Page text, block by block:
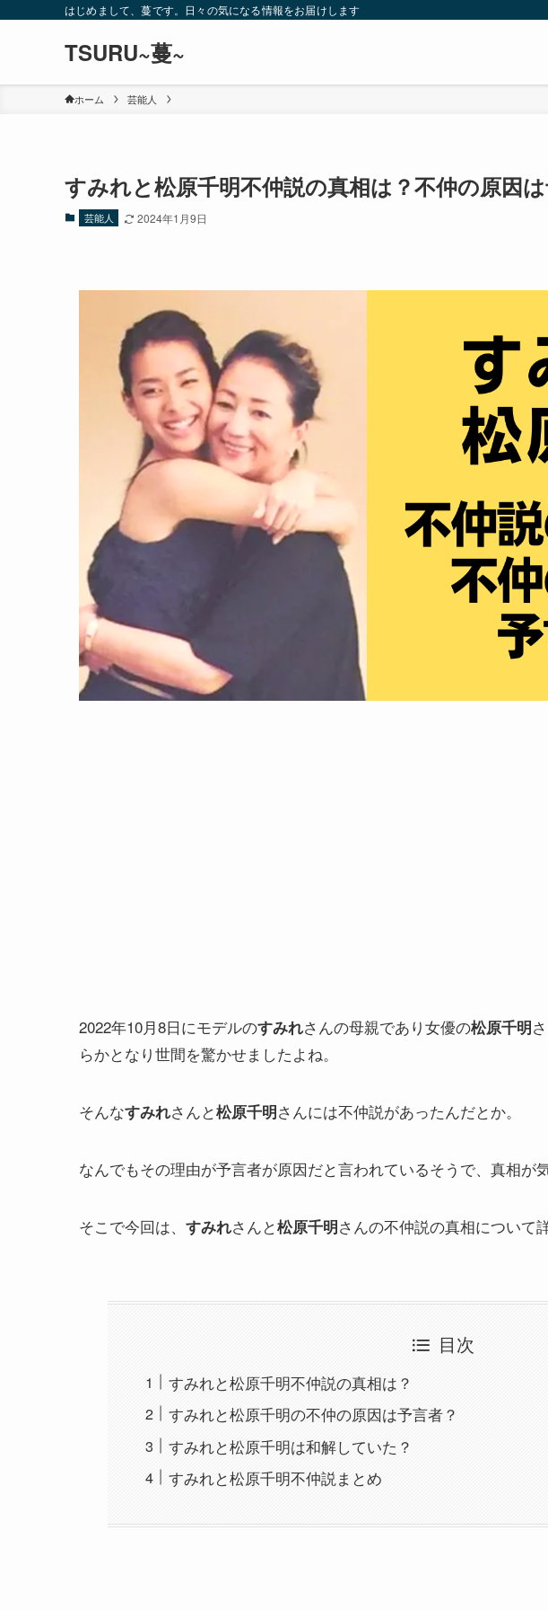
はじめまして、蔓です。日々の気になる情報をお届けします
TSURU~蔓~
ホーム 芸能人
すみれと松原千明不仲説の真相は？不仲の原因は
芸能人 2024年1月9日
2022年10月8日にモデルのすみれさんの母親であり女優の松原千明
らかとなり世間を驚かせましたよね。
そんなすみれさんと松原千明さんには不仲説があったんだとか。
なんでもその理由が予言者が原因だと言われているそうで、真相が
そこで今回は、 すみれさんと松原千明さんの不仲説の真相について
目次
すみれと松原千明不仲説の真相は？
すみれと松原千明の不仲の原因は予言者？
すみれと松原千明は和解していた？
すみれと松原千明不仲説まとめ